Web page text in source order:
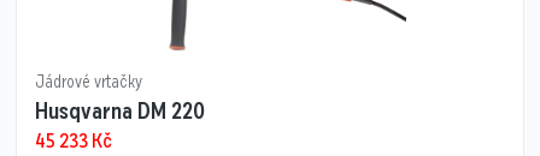
Jádrové vrtačky
Husqvarna DM 220
45 233Kč